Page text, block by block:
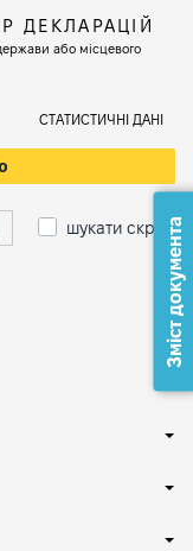
ДЕКЛАРАЦІЙ
або місцевого
СТАТИСТИЧНІ ДАНІ
шукати скрізьЗміст документа